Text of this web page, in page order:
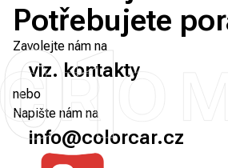
01
Potřebujete
Zavolejte nám na
viz. kontakty
nebo
Napište nám na
info@colorcar.cz